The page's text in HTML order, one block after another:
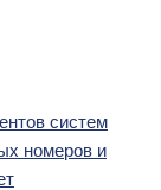
систем
номеров и